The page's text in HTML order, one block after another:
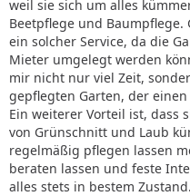
weil sie sich um alles
Beetpflege und
ein solcher Service, da die
Mieter umgelegt werden
mir nicht nur viel Zeit,
gepflegten Garten, der
Ein weiterer Vorteil ist, dass
von Grünschnitt und Laub
regelmäßig pflegen lassen
beraten lassen und feste
alles stets in bestem Zustand.